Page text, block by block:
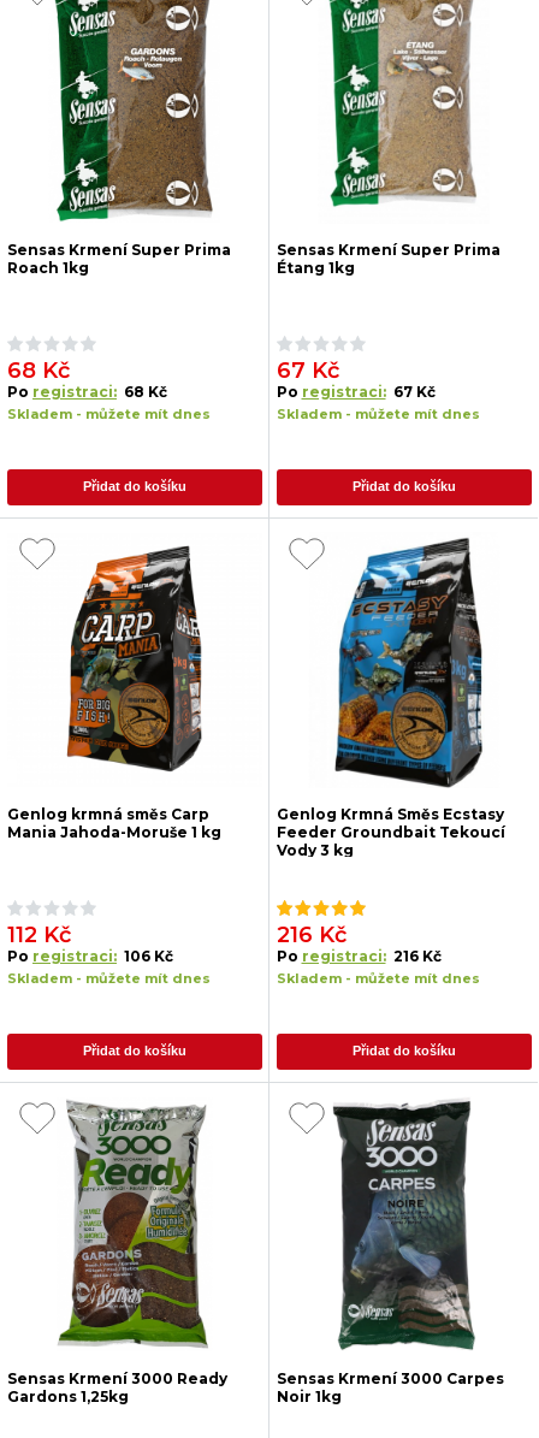
Sensas Krmení Super Prima
Roach 1kg
68 Kč
Po registraci: 68 Kč
Skladem - můžete mít dnes
Přidat do košíku
Sensas Krmení Super Prima
Étang 1kg
67 Kč
Po registraci: 67 Kč
Skladem - můžete mít dnes
Přidat do košíku
Genlog krmná směs Carp
Mania Jahoda-Moruše 1 kg
112 Kč
Po registraci: 106 Kč
Skladem - můžete mít dnes
Přidat do košíku
Genlog Krmná Směs Ecstasy
Feeder Groundbait Tekoucí
Vody 3 kg
216 Kč
Po registraci: 216 Kč
Skladem - můžete mít dnes
Přidat do košíku
Sensas Krmení 3000 Ready
Gardons 1,25kg
Sensas Krmení 3000 Carpes
Noir 1kg